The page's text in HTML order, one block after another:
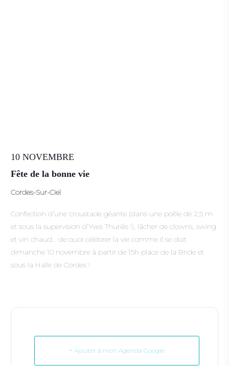
10 NOVEMBRE
Fête de la bonne vie
Cordes-Sur-Ciel
Confection d’une croustade géante (dans une poêle de 2,5 m
et sous la supervision d’Yves Thuriès !), lâcher de clowns, swing
et vin chaud… de quoi célébrer la vie comme il se doit
dimanche 10 novembre à partir de 15h place de la Bride et
sous la Halle de Cordes !
+ Ajouter à mon Agenda Google